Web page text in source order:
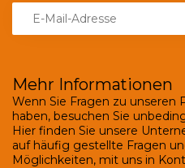
Mehr Informationen
Wenn Sie Fragen zu
haben, besuchen Sie
Hier finden Sie unsere
auf häufig gestellte Fragen
Möglichkeiten, mit uns in